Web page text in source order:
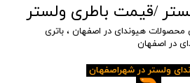
/قیمت باطری ولستر
محصولات هیوندای در اصفهان ، باتری
در اصفهان
ولستر در شهراصفهان